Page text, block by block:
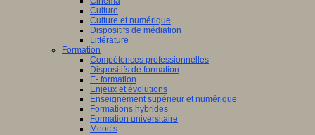
Culture
Culture et numérique
Dispositifs de médiation
Littérature
Formation
Compétences professionnelles
Dispositifs de formation
E- formation
Enjeux et évolutions
Enseignement supérieur et numérique
Formations hybrides
Formation universitaire
Mooc’s